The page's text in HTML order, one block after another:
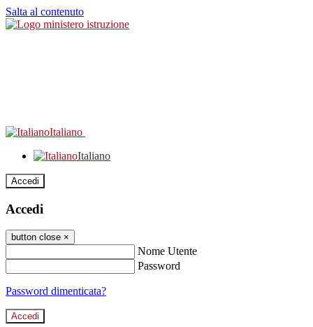
Salta al contenuto
Italiano
Italiano
Accedi
Accedi
button close ×
Nome Utente
Password
Password dimenticata?